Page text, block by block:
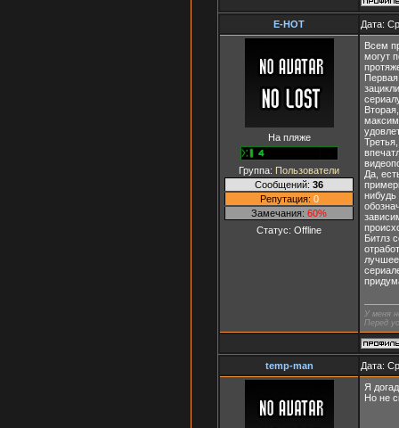
E-HOT Дата:
На пляже
Группа: Пользователи
Сообщений: 36
Репутация: 0
Замечания: 60%
Статус: Offline
Всем
могут
Да,
нибудь
Битлз
У меня
Перед
temp-man
Дата:
Я
Но не